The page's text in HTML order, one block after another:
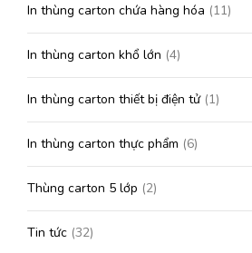
In thùng carton chứa hàng hóa (11)
In thùng carton khổ lớn (4)
In thùng carton thiết bị điện tử(1)
In thùng carton thực phẩm (6)
Thùng carton 5 lớp (2)
Tin tức (32)